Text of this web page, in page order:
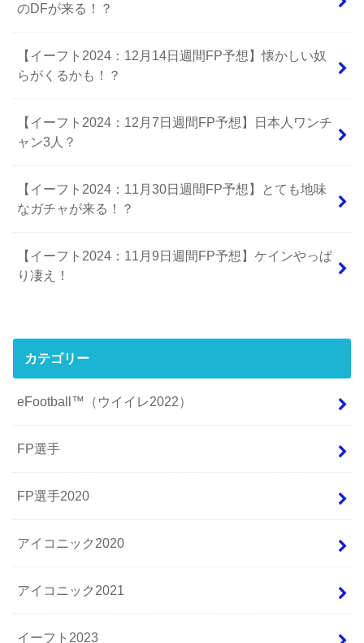
のDFが来る！？
【イーフト2024：12月14日週間FP予想】懐かしい奴
らがくるかも！？
【イーフト2024：12月7日週間FP予想】日本人ワンチ
ャン3人？
【イーフト2024：11月30日週間FP予想】とても地味
なガチャが来る！？
【イーフト2024：11月9日週間FP予想】ケインやっぱ
り凄え！
カテゴリー
eFootball™（ウイイレ2022）
FP選手
FP選手2020
アイコニック2020
アイコニック2021
イーフト2023